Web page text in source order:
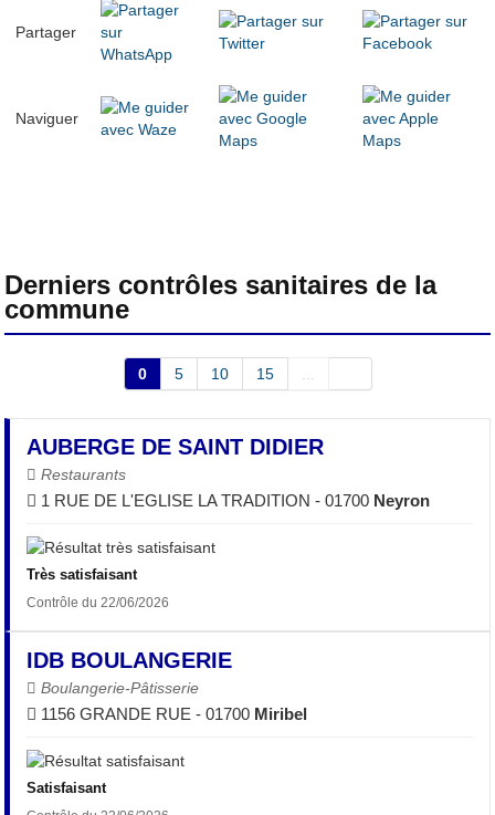
Partager
Naviguer
Derniers contrôles sanitaires de la
commune
0 5 10 15
AUBERGE DE SAINT DIDIER
Restaurants
1 RUE DE L'EGLISE LA TRADITION - 01700 Neyron
Très satisfaisant
Contrôle du 22/06/2026
IDB BOULANGERIE
Boulangerie-Pâtisserie
1156 GRANDE RUE - 01700 Miribel
Satisfaisant